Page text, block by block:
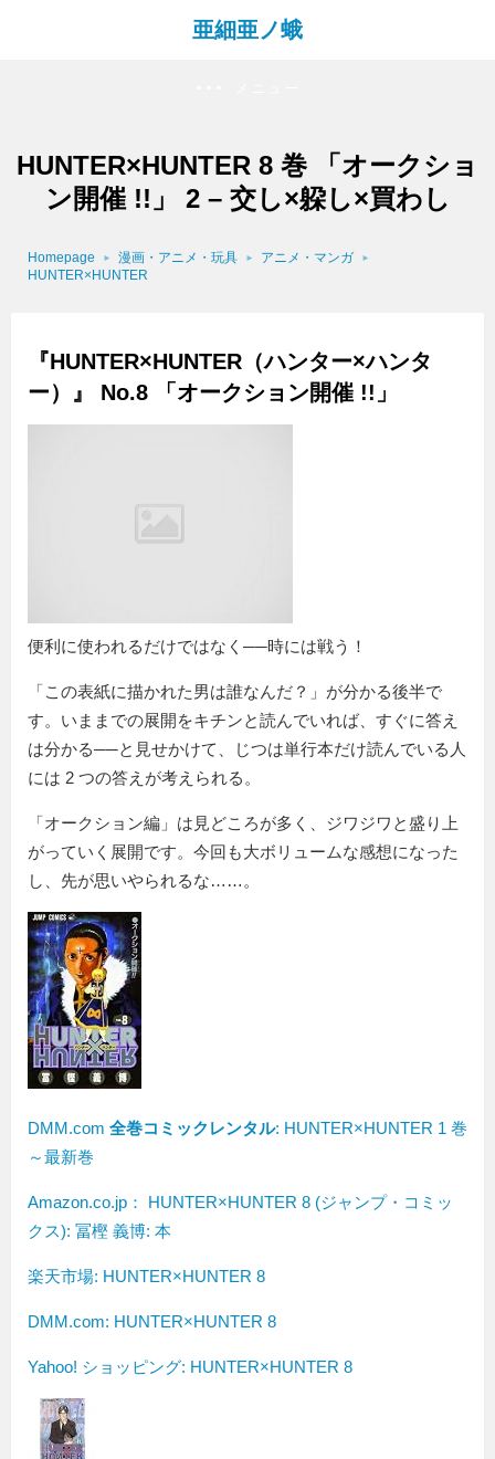
亜細亜ノ蛾
HUNTER×HUNTER 8 巻 「オークショ
ン開催 !!」 2 – 交し×躱し×買わし
Homepage 漫画・アニメ・玩具
アニメ・マンガ
HUNTER×HUNTER
『HUNTER×HUNTER（ハンター×ハンタ
ー）』 No.8 「オークション開催 !!」
便利に使われるだけではなく──時には戦う！
「この表紙に描かれた男は誰なんだ？」が分かる後半で
す。いままでの展開をキチンと読んでいれば、すぐに答え
は分かる──と見せかけて、じつは単行本だけ読んでいる人
には 2 つの答えが考えられる。
「オークション編」は見どころが多く、ジワジワと盛り上
がっていく展開です。今回も大ボリュームな感想になった
し、先が思いやられるな……。
DMM.com 全巻コミックレンタル: HUNTER×HUNTER 1 巻
～最新巻
Amazon.co.jp： HUNTER×HUNTER 8 (ジャンプ・コミッ
クス): 冨樫 義博: 本
楽天市場: HUNTER×HUNTER 8
DMM.com: HUNTER×HUNTER 8
Yahoo! ショッピング: HUNTER×HUNTER 8